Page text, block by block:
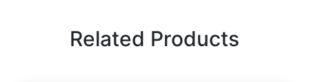
Related Products